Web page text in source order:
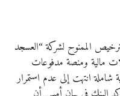
الممنوح لشركة “العسجد
مالية ومنصة مدفوعات
شاملة انتهت إلى عدم استمرار